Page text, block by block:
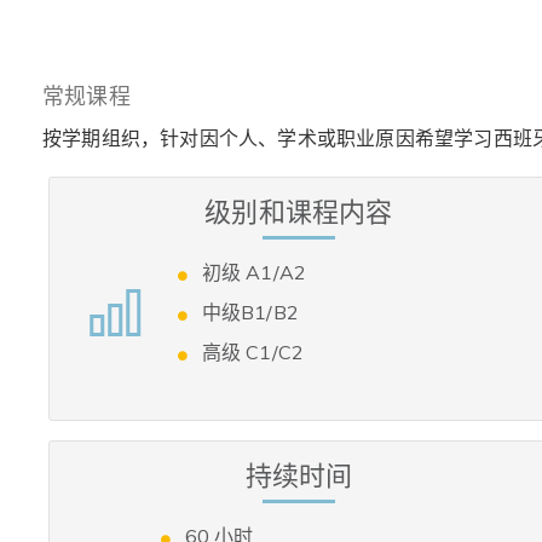
常规课程
按学期组织，针对因个人、学术或职业原因希望学习西班
级别和课程内容
初级 A1/A2
中级B1/B2
高级 C1/C2
持续时间
60 小时